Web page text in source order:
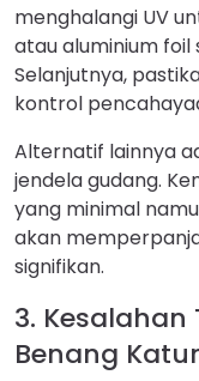
menghalangi UV
atau aluminium
Selanjutnya,
kontrol
Alternatif lainnya
jendela gudang.
yang minimal
akan
signifikan.
3.
Benang